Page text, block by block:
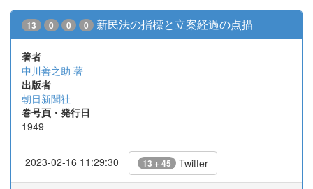
13 0 0 0 新民法の指標と立案経過の点描
著者
中川善之助 著
出版者
朝日新聞社
巻号頁・発行日
1949
2023-02-16 11:29:30 13 + 45 Twitter